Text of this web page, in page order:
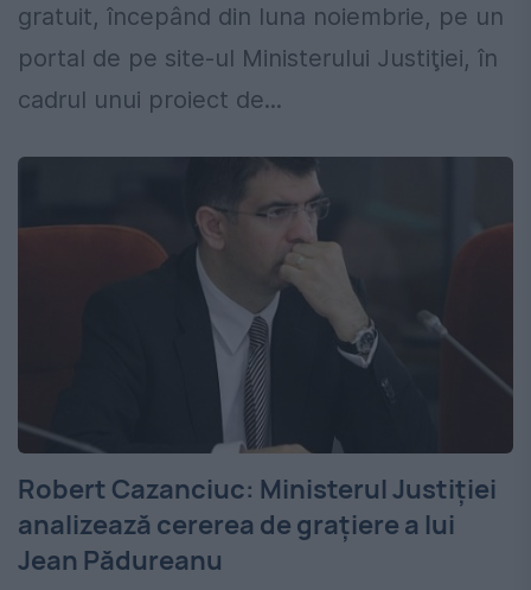
gratuit, începând din luna noiembrie, pe un
portal de pe site-ul Ministerului Justiţiei, în
cadrul unui proiect de...
Robert Cazanciuc: Ministerul Justiției
analizează cererea de graţiere a lui
Jean Pădureanu